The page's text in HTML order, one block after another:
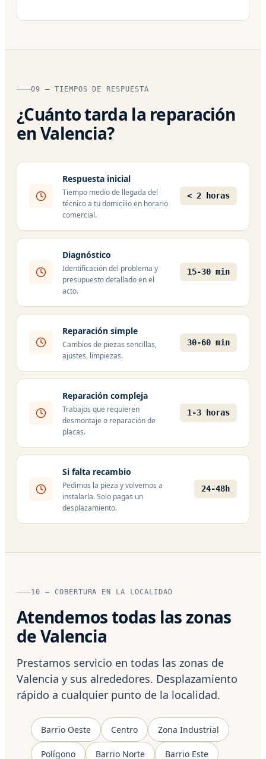
09 — TIEMPOS DE RESPUESTA
¿Cuánto tarda la reparación
en Valencia?
Respuesta inicial
Tiempo medio de llegada del
técnico a tu domicilio en horario
comercial.
< 2 horas
Diagnóstico
Identificación del problema y
presupuesto detallado en el
acto.
15-30 min
Reparación simple
Cambios de piezas sencillas,
ajustes, limpiezas.
30-60 min
Reparación compleja
Trabajos que requieren
desmontaje o reparación de
placas.
1-3 horas
Si falta recambio
Pedimos la pieza y volvemos a
instalarla. Solo pagas un
desplazamiento.
24-48h
10 — COBERTURA EN LA LOCALIDAD
Atendemos todas las zonas
de Valencia
Prestamos servicio en todas las zonas de
Valencia y sus alrededores. Desplazamiento
rápido a cualquier punto de la localidad.
Barrio Oeste Centro Zona Industrial
Polígono Barrio Norte Barrio Este